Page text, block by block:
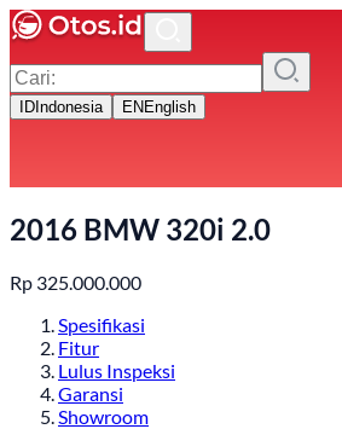
ID Indonesia EN English
2016 BMW 320i 2.0
Rp 325.000.000
Spesifikasi
Fitur
Lulus Inspeksi
Garansi
Showroom